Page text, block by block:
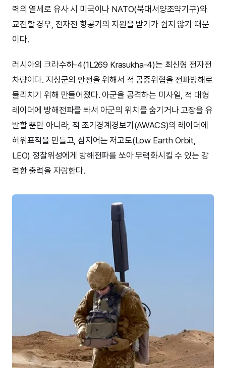
력의 열세로 유사 시 미국이나 NATO(북대서양조약기구)와
교전할 경우, 전자전 항공기의 지원을 받기가 쉽지 않기 때문
이다.
러시아의 크라수하-4(1L269 Krasukha-4)는 최신형 전자전
차량이다. 지상군의 안전을 위해서 적 공중위협을 전파방해로
물리치기 위해 만들어졌다. 아군을 공격하는 미사일, 적 대형
레이더에 방해전파를 쏴서 아군의 위치를 숨기거나 고장을 유
발할 뿐만 아니라, 적 조기경계경보기(AWACS)의 레이더에
허위표적을 만들고, 심지어는 저고도(Low Earth Orbit,
LEO) 정찰위성에게 방해전파를 쏘아 무력화시킬 수 있는 강
력한 출력을 자랑한다.